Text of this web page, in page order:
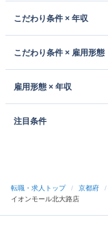
こだわり条件 × 年収
こだわり条件 × 雇用形態
雇用形態 × 年収
注目条件
転職・求人トップ / 京都府 /
イオンモール北大路店